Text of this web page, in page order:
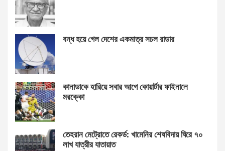
বন্ধ হয়ে গেল দেশের একমাত্র সচল রাডার
কানাডাকে হারিয়ে সবার আগে কোয়ার্টার ফাইনালে
মরক্কো
তেহরান মেট্রোতে রেকর্ড: খামেনির শেষবিদায় ঘিরে ৭০
লাখ যাত্রীর যাতায়াত